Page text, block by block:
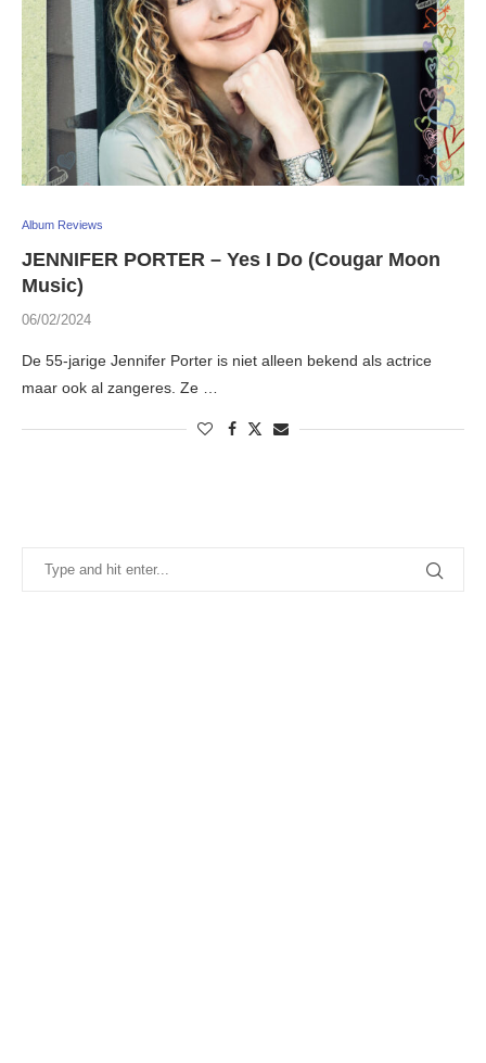
Album Reviews
JENNIFER PORTER – Yes I Do (Cougar Moon
Music)
06/02/2024
De 55-jarige Jennifer Porter is niet alleen bekend als actrice
maar ook al zangeres. Ze …